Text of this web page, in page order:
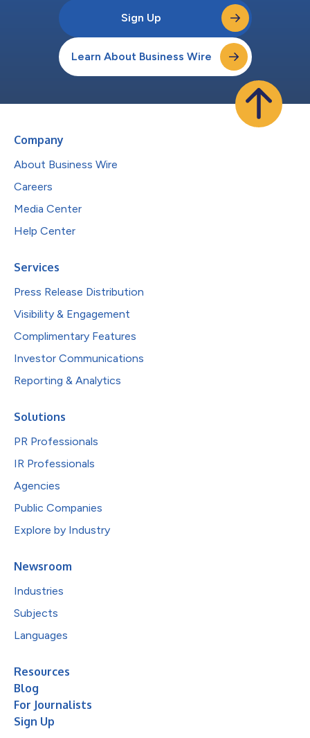
Sign Up
Learn About Business Wire
Company
About Business Wire
Careers
Media Center
Help Center
Services
Press Release Distribution
Visibility & Engagement
Complimentary Features
Investor Communications
Reporting & Analytics
Solutions
PR Professionals
IR Professionals
Agencies
Public Companies
Explore by Industry
Newsroom
Industries
Subjects
Languages
Resources
Blog
For Journalists
Sign Up